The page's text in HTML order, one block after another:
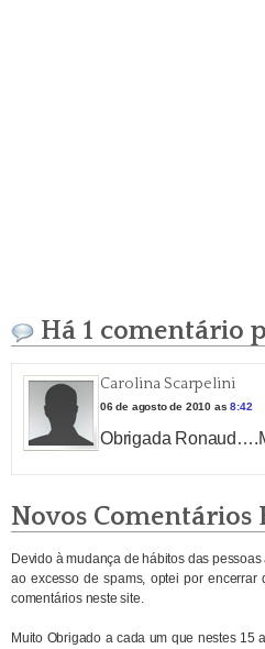
Há 1 comentário
Carolina Scarpelini
06 de agosto de 2010 as8:42
Obrigada
Novos Comentários
Devido à mudança de hábitos das
ao excesso de spams, optei por encerrar
comentários neste site.
Muito Obrigado a cada um que nestes 15